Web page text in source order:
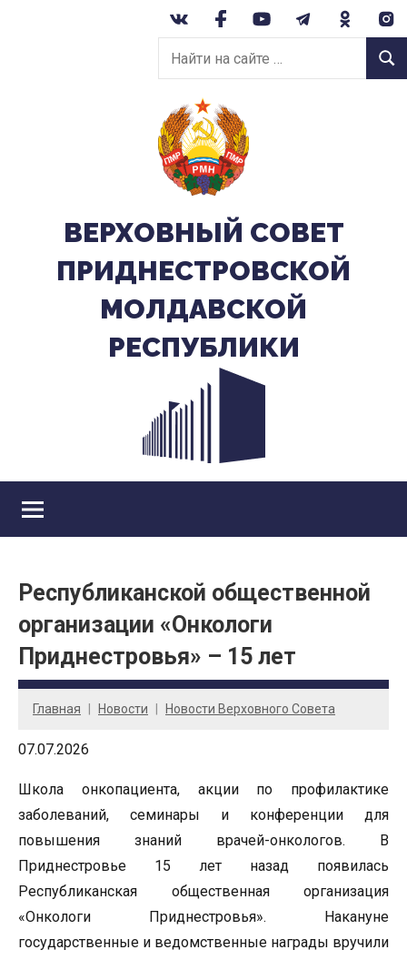
Найти
на
сайте:
ВЕРХОВНЫЙ CОВЕТ
ПРИДНЕСТРОВСКОЙ
МОЛДАВСКОЙ
РЕСПУБЛИКИ
Республиканской общественной
организации «Онкологи
Приднестровья» – 15 лет
Главная Новости Новости Верховного Совета
07.07.2026
Школа онкопациента, акции по профилактике
заболеваний, семинары и конференции для
повышения знаний врачей-онкологов. В
Приднестровье 15 лет назад появилась
Республиканская общественная организация
«Онкологи Приднестровья». Накануне
государственные и ведомственные награды вручили